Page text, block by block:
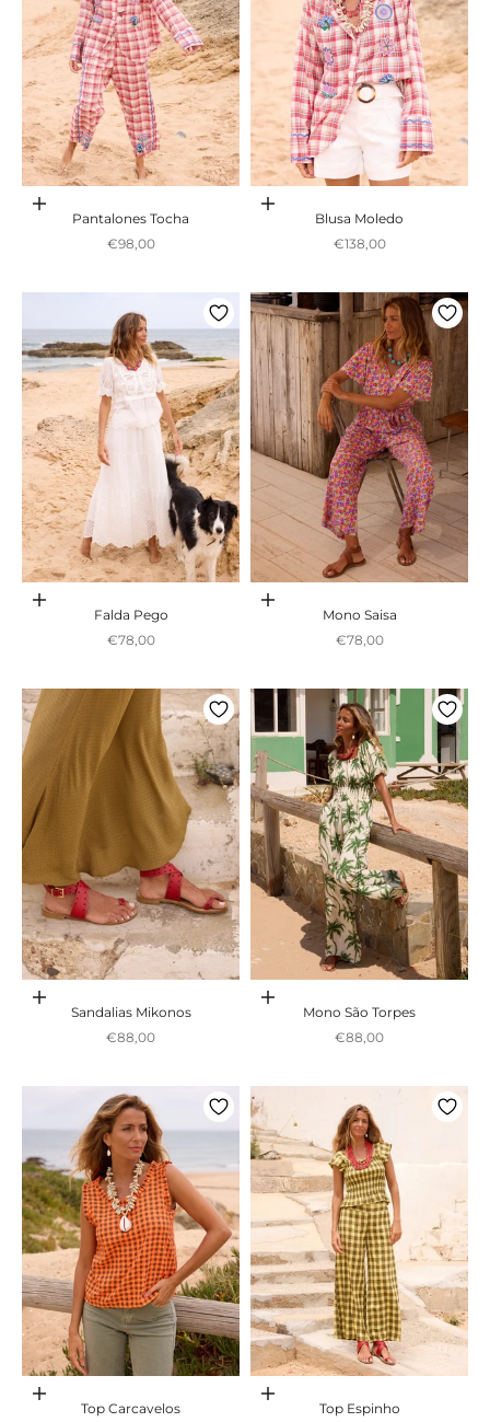
Adicionar ao carrinho
Pantalones Tocha
Preço promocional
€98,00
Adicionar ao carrinho
Blusa Moledo
Preço promocional
€138,00
Adicionar ao carrinho
Falda Pego
Preço promocional
€78,00
Adicionar ao carrinho
Mono Saisa
Preço promocional
€78,00
Escolher opções
Sandalias Mikonos
Preço promocional
€88,00
Adicionar ao carrinho
Mono São Torpes
Preço promocional
€88,00
Adicionar ao carrinho
Top Carcavelos
Adicionar ao carrinho
Top Espinho